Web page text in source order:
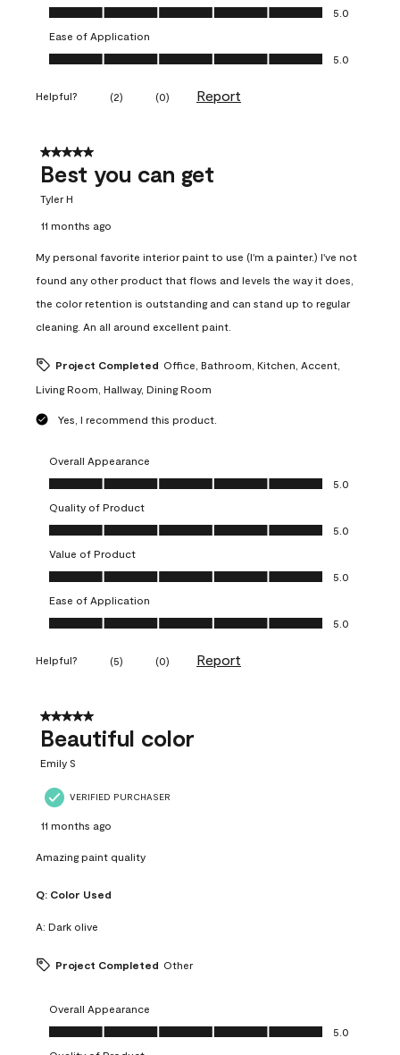
Value of Product, 5.0 out of 5
5.0
Ease of Application
Ease of Application, 5.0 out of 5
5.0
Helpful? (2) (0) Report
5 out of 5 stars.
Best you can get
Tyler H
11 months ago
My personal favorite interior paint to use (I'm a painter.) I've not
found any other product that flows and levels the way it does,
the color retention is outstanding and can stand up to regular
cleaning. An all around excellent paint.
Project Completed Office, Bathroom, Kitchen, Accent,
Living Room, Hallway, Dining Room
Yes, I recommend this product.
Overall Appearance
Overall Appearance, 5.0 out of 5
5.0
Quality of Product
Quality of Product, 5.0 out of 5
5.0
Value of Product
Value of Product, 5.0 out of 5
5.0
Ease of Application
Ease of Application, 5.0 out of 5
5.0
Helpful? (5) (0) Report
5 out of 5 stars.
Beautiful color
Emily S
VERIFIED PURCHASER
11 months ago
Amazing paint quality
Q: Color Used
A: Dark olive
Project Completed Other
Overall Appearance
Overall Appearance, 5.0 out of 5
5.0